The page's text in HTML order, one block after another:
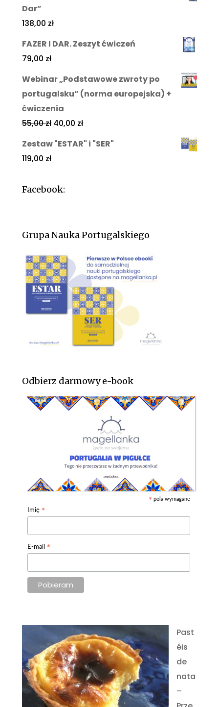
Dar”
138,00 zł
FAZER I DAR. Zeszyt ćwiczeń
79,00 zł
Webinar „Podstawowe zwroty po
portugalsku” (norma europejska) +
ćwiczenia
55,00zł 40,00 zł
Zestaw "ESTAR" i "SER"
119,00 zł
Facebook:
Grupa Nauka Portugalskiego
Odbierz darmowy e-book
* pola wymagane
Imię *
E-mail *
Past
éis
de
nata
–